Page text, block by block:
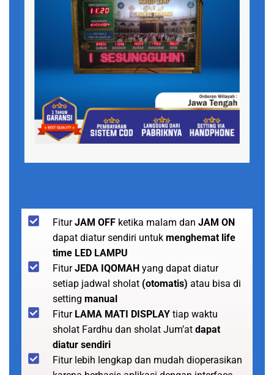
FiturJAM OFF ketika malam dan JAM ON
dapat diatur sendiri untuk menghemat life
time LED LAMPU
FiturJEDA IQOMAH yang dapat diatur
setiap jadwal sholat (otomatis) atau bisa di
setting manual
Fitur LAMA MATI DISPLAY tiap waktu
sholat Fardhu dan sholat Jum’at dapat
diatur sendiri
Fitur lebih lengkap dan mudah dioperasikan